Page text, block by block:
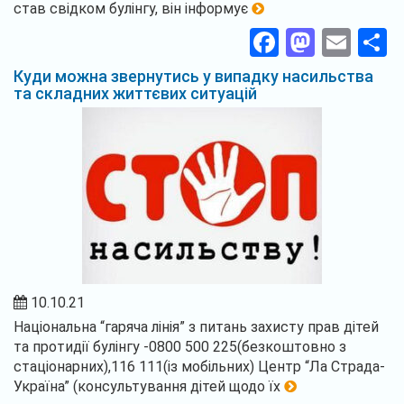
став свідком булінгу, він інформує
Facebook
Куди можна звернутись у випадку насильства
та складних життєвих ситуацій
10.10.21
Національна “гаряча лінія” з питань захисту прав дітей
та протидії булінгу -0800 500 225(безкоштовно з
стаціонарних),116 111(із мобільних) Центр “Ла Страда-
Україна” (консультування дітей щодо їх